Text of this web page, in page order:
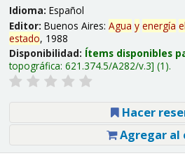
Idioma: Español
Editor: Buenos Aires: Agua y energía
estado, 1988
Disponibilidad: Ítems disponibles
topográfica: 621.374.5/A282/v.3 (1).
Hacer
Agregar al